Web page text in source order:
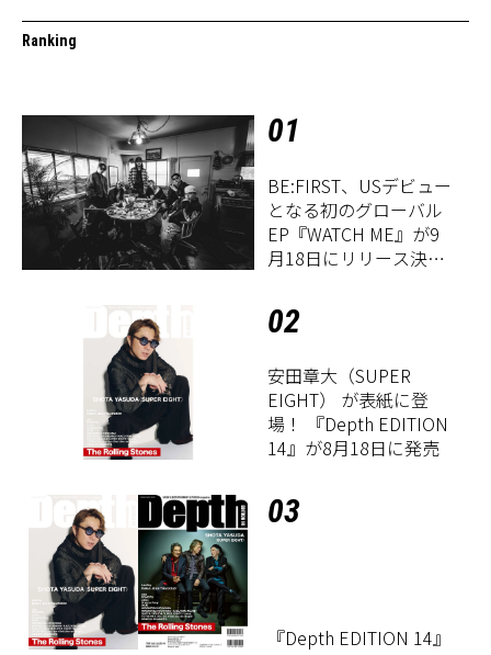
Ranking
01
BE:FIRST、USデビュー
となる初のグローバル
EP『WATCH ME』が9
月18日にリリース決
02
安田章大（SUPER
EIGHT） が表紙に登
場！ 『Depth EDITION
14』が8月18日に発売
03
『Depth EDITION 14』